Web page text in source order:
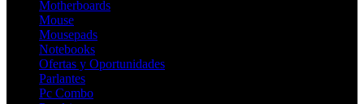
Motherboards
Mouse
Mousepads
Notebooks
Ofertas y Oportunidades
Parlantes
Pc Combo